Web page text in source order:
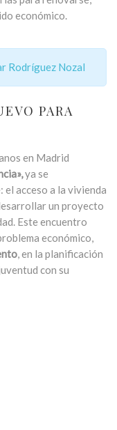
económico.
Rodríguez Nozal
PARA
en Madrid
ya se
acceso a la vivienda
un proyecto
Este encuentro
económico,
, en la planificación
con su